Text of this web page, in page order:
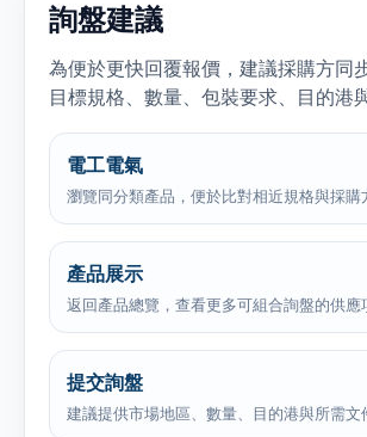
詢盤建議
為便於更快回覆報價，建議採購方同
目標規格、數量、包裝要求、目的港
電工電氣
瀏覽同分類產品，便於比對相近規格與採購
產品展示
返回產品總覽，查看更多可組合詢盤的供應
提交詢盤
建議提供市場地區、數量、目的港與所需文